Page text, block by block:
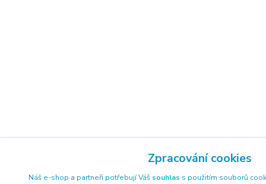
Zpracování cookies
Náš e-shop a partneři potřebují Váš souhlas s použitím souborů